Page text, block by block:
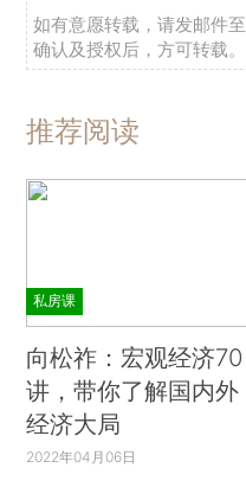
如有意愿转载，请发邮件至
确认及授权后，方可转载。
推荐阅读
私房课
向松祚：宏观经济70
讲，带你了解国内外
经济大局
2022年04月06日